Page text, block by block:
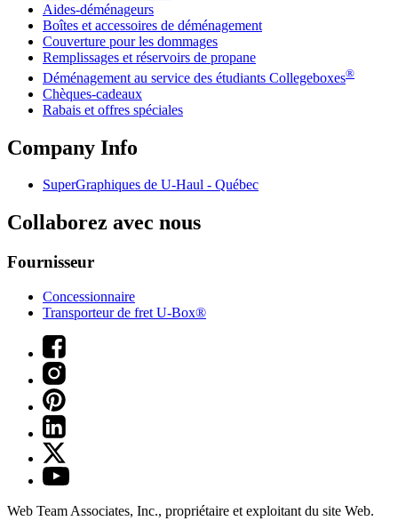
Aides-déménageurs
Boîtes et accessoires de déménagement
Couverture pour les dommages
Remplissages et réservoirs de propane
Déménagement au service des étudiants Collegeboxes®
Chèques-cadeaux
Rabais et offres spéciales
Company Info
SuperGraphiques de U-Haul - Québec
Collaborez avec nous
Fournisseur
Concessionnaire
Transporteur de fret U-Box®
Web Team Associates, Inc., propriétaire et exploitant du site Web.